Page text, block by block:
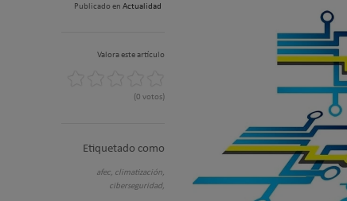
Publicado en Actualidad
Valora este artículo
(0 votos)
Etiquetado como
afec, climatización,
ciberseguridad,